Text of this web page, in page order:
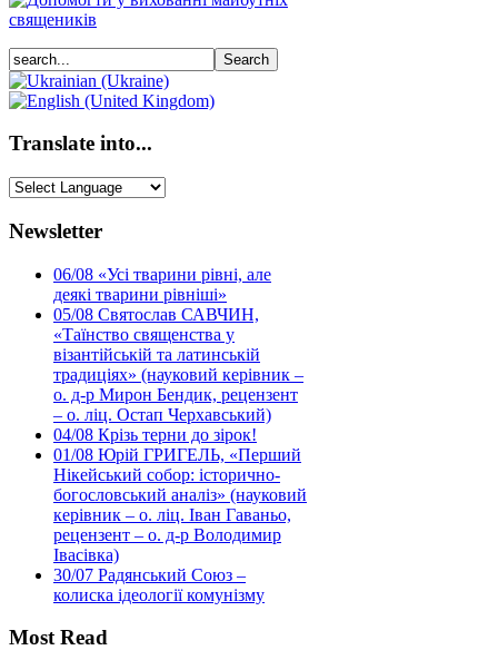
Translate into...
Newsletter
06/08 «Усі тварини рівні, але
деякі тварини рівніші»
05/08 Святослав САВЧИН,
«Таїнство священства у
візантійській та латинській
традиціях» (науковий керівник –
о. д-р Мирон Бендик, рецензент
– о. ліц. Остап Черхавський)
04/08 Крізь терни до зірок!
01/08 Юрій ГРИГЕЛЬ, «Перший
Нікейський собор: історично-
богословський аналіз» (науковий
керівник – о. ліц. Іван Гаваньо,
рецензент – о. д-р Володимир
Івасівка)
30/07 Радянський Союз –
колиска ідеології комунізму
Most Read